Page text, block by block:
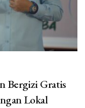
Bergizi Gratis
Lokal